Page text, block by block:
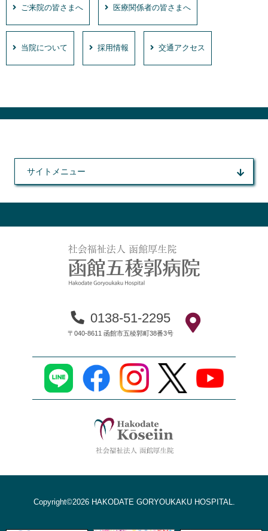
ご来院の皆さまへ 医療関係者の皆さまへ
当院について 採用情報 交通アクセス
サイトメニュー
0138-51-2295
〒040-8611 函館市五稜郭町38番3号
Copyright©2026 HAKODATE GORYOUKAKU HOSPITAL.